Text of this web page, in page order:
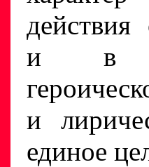
действия
и в
и
единое